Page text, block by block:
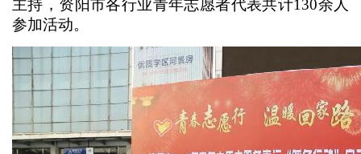
主持，资阳市各行业青年志愿者代表共计130余人
参加活动。